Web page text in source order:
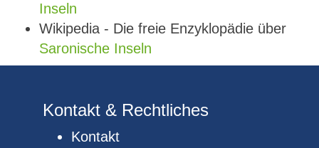
Inseln
Wikipedia - Die freie Enzyklopädie über
Saronische Inseln
Kontakt & Rechtliches
Kontakt